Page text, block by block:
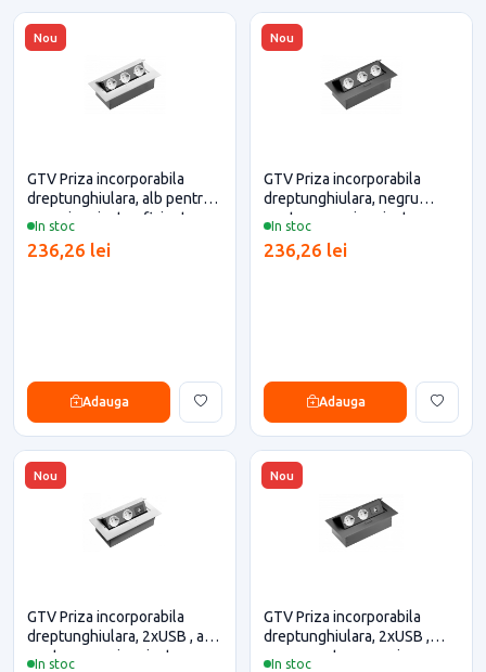
Nou
In stoc
GTV Priza incorporabila
dreptunghiulara, alb pentru
casa si proiecte eficiente
236,26 lei
Adauga
Nou
In stoc
GTV Priza incorporabila
dreptunghiulara, negru
pentru casa si proiecte
236,26 lei
Adauga
Nou
In stoc
GTV Priza incorporabila
dreptunghiulara, 2xUSB , alb
pentru casa si proiecte
Nou
In stoc
GTV Priza incorporabila
dreptunghiulara, 2xUSB ,
negru pentru casa si